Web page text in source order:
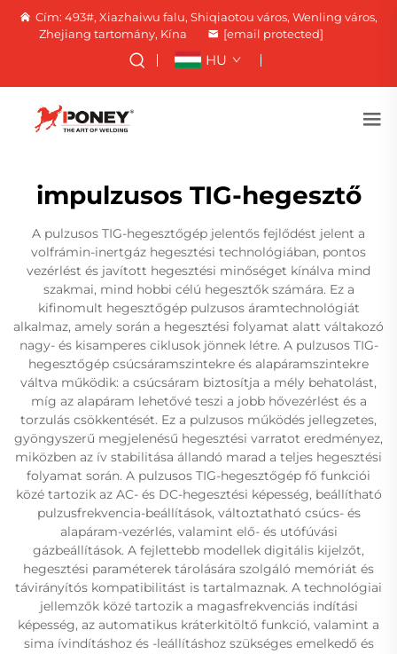
Cím: 493#, Xiazhaiwu falu, Shiqiaotou város, Wenling város,
Zhejiang tartomány, Kína
[email protected]
HU
impulzusos TIG-hegesztő
A pulzusos TIG-hegesztőgép jelentős fejlődést jelent a
volfrámin-inertgáz hegesztési technológiában, pontos
vezérlést és javított hegesztési minőséget kínálva mind
szakmai, mind hobbi célú hegesztők számára. Ez a
kifinomult hegesztőgép pulzusos áramtechnológiát
alkalmaz, amely során a hegesztési folyamat alatt váltakozó
nagy- és kisamperes ciklusok jönnek létre. A pulzusos TIG-
hegesztőgép csúcsáramszintekre és alapáramszintekre
váltva működik: a csúcsáram biztosítja a mély behatolást,
míg az alapáram lehetővé teszi a jobb hővezérlést és a
torzulás csökkentését. Ez a pulzusos működés jellegzetes,
gyöngyszerű megjelenésű hegesztési varratot eredményez,
miközben az ív stabilitása állandó marad a teljes hegesztési
folyamat során. A pulzusos TIG-hegesztőgép fő funkciói
közé tartozik az AC- és DC-hegesztési képesség, beállítható
pulzusfrekvencia-beállítások, változtatható csúcs- és
alapáram-vezérlés, valamint elő- és utófúvási
gázbeállítások. A fejlettebb modellek digitális kijelzőt,
hegesztési paraméterek tárolására szolgáló memóriát és
távirányítós kompatibilitást is tartalmaznak. A technológiai
jellemzők közé tartozik a magasfrekvenciás indítási
képesség, az automatikus kráterkitöltő funkció, valamint a
sima ívindításhoz és -leállításhoz szükséges emelkedő és